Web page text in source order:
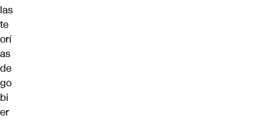
las
te
orí
as
de
go
bi
er